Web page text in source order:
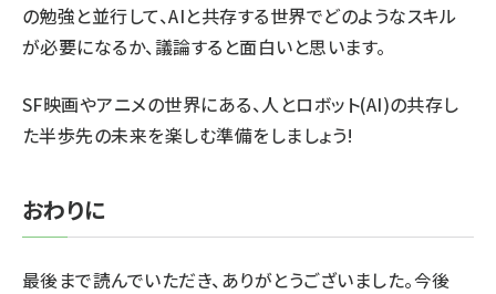
の勉強と並行して、AIと共存する世界でどのようなスキル
が必要になるか、議論すると面白いと思います。
SF映画やアニメの世界にある、人とロボット(AI)の共存し
た半歩先の未来を楽しむ準備をしましょう!
おわりに
最後まで読んでいただき、ありがとうございました。今後